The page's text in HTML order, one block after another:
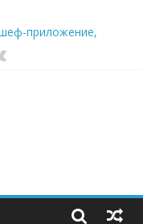
приложение,
дронов и
кокосовая вода с
трендом